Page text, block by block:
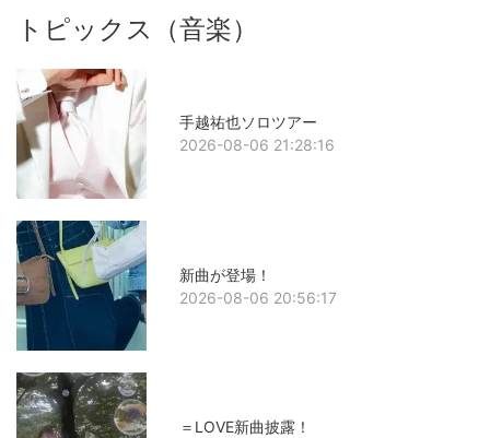
トピックス（音楽）
手越祐也ソロツアー
2026-08-06 21:28:16
新曲が登場！
2026-08-06 20:56:17
＝LOVE新曲披露！